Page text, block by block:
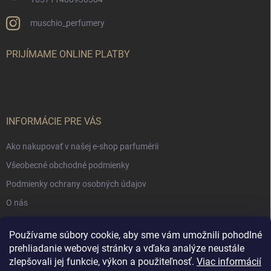
Používame súbory cookie, aby sme vám umožnili pohodlné
prehliadanie webovej stránky a vďaka analýze neustále
zlepšovali jej funkcie, výkon a použiteľnosť. Viac informácií
muschio_perfumery
PRIJÍMAME ONLINE PLATBY
INFORMÁCIE PRE VÁS
Ako nakupovať v našej e-shop parfumérii
Všeobecné obchodné podmienky
Podmienky ochrany osobných údajov
O nás
NÁKUPNÝ KOŠÍK
0 ks /€0